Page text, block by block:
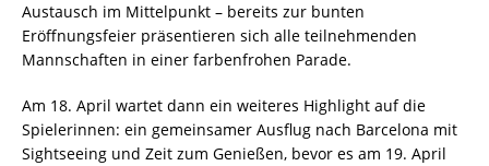
Austausch im Mittelpunkt – bereits zur bunten
Eröffnungsfeier präsentieren sich alle teilnehmenden
Mannschaften in einer farbenfrohen Parade.
Am 18. April wartet dann ein weiteres Highlight auf die
Spielerinnen: ein gemeinsamer Ausflug nach Barcelona mit
Sightseeing und Zeit zum Genießen, bevor es am 19. April